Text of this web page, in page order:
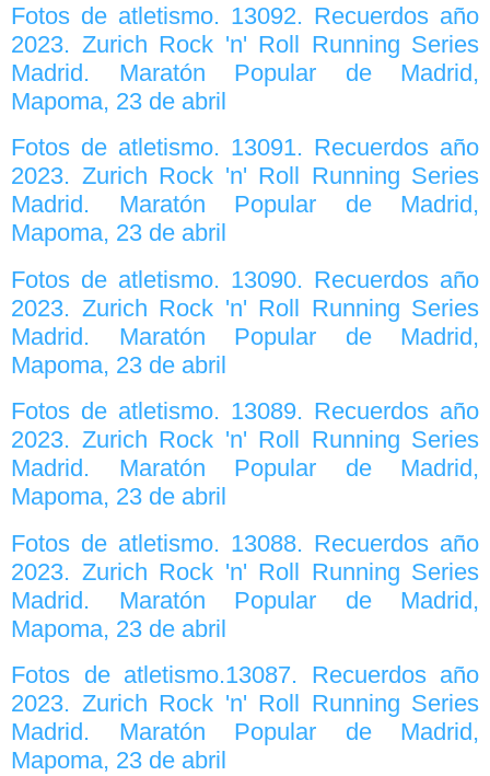
Fotos de atletismo. 13092. Recuerdos año
2023. Zurich Rock 'n' Roll Running Series
Madrid. Maratón Popular de Madrid,
Mapoma, 23 de abril
Fotos de atletismo. 13091. Recuerdos año
2023. Zurich Rock 'n' Roll Running Series
Madrid. Maratón Popular de Madrid,
Mapoma, 23 de abril
Fotos de atletismo. 13090. Recuerdos año
2023. Zurich Rock 'n' Roll Running Series
Madrid. Maratón Popular de Madrid,
Mapoma, 23 de abril
Fotos de atletismo. 13089. Recuerdos año
2023. Zurich Rock 'n' Roll Running Series
Madrid. Maratón Popular de Madrid,
Mapoma, 23 de abril
Fotos de atletismo. 13088. Recuerdos año
2023. Zurich Rock 'n' Roll Running Series
Madrid. Maratón Popular de Madrid,
Mapoma, 23 de abril
Fotos de atletismo.13087. Recuerdos año
2023. Zurich Rock 'n' Roll Running Series
Madrid. Maratón Popular de Madrid,
Mapoma, 23 de abril